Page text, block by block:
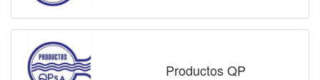
Productos QP